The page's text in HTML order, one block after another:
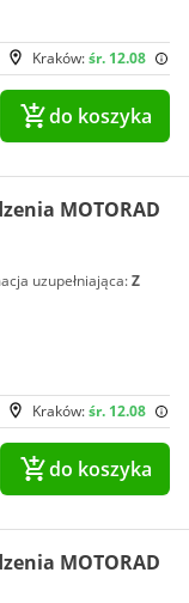
Kraków:śr. 12.08
do koszyka
MOTORAD
uzupełniająca:Z
Kraków:śr. 12.08
do koszyka
MOTORAD